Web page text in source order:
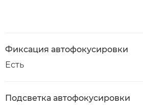
Фиксация автофокусировки
Есть
Подсветка автофокусировки